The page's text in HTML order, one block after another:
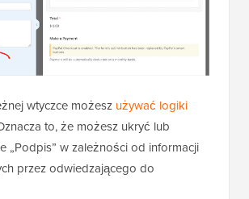
wtyczce możesz używać logiki
to, że możesz ukryć lub
„Podpis” w zależności od informacji
przez odwiedzającego do